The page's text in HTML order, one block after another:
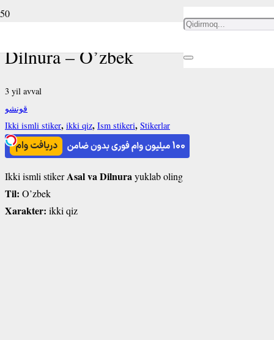
Dilnura – O’zbek
3 yil avval
قونشو
Ikki ismli stiker, ikki qiz, Ism stikeri, Stikerlar
Ikki ismli stikerAsal va Dilnurayuklab oling
Til: O’zbek
Xarakter: ikki qiz